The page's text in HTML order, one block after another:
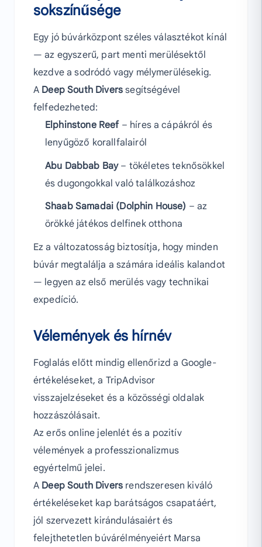
sokszínűsége
Egy jó búvárközpont széles választékot kínál
— az egyszerű, part menti merülésektől
kezdve a sodródó vagy mélymerülésekig.
A Deep South Divers segítségével
felfedezheted:
Elphinstone Reef– híres a cápákról és
lenyűgöző korallfalairól
Abu Dabbab Bay– tökéletes teknősökkel
és dugongokkal való találkozáshoz
Shaab Samadai (Dolphin House) – az
örökké játékos delfinek otthona
Ez a változatosság biztosítja, hogy minden
búvár megtalálja a számára ideális kalandot
— legyen az első merülés vagy technikai
expedíció.
Vélemények és hírnév
Foglalás előtt mindig ellenőrizd a Google-
értékeléseket, a TripAdvisor
visszajelzéseket és a közösségi oldalak
hozzászólásait.
Az erős online jelenlét és a pozitív
vélemények a professzionalizmus
egyértelmű jelei.
A Deep South Divers rendszeresen kiváló
értékeléseket kap barátságos csapatáért,
jól szervezett kirándulásaiért és
felejthetetlen búvárélményeiért Marsa